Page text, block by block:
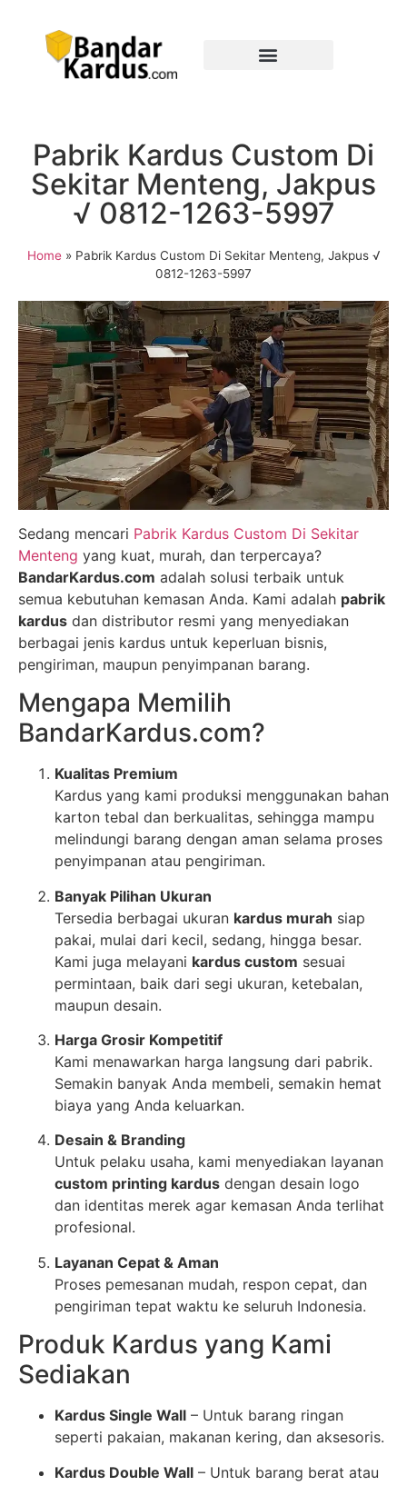
Pabrik Kardus Custom Di
Sekitar Menteng, Jakpus
√ 0812-1263-5997
Home» Pabrik Kardus Custom Di Sekitar Menteng, Jakpus √
0812-1263-5997
Sedang mencari Pabrik Kardus Custom Di Sekitar
Menteng yang kuat, murah, dan terpercaya?
BandarKardus.com adalah solusi terbaik untuk
semua kebutuhan kemasan Anda. Kami adalah pabrik
kardus dan distributor resmi yang menyediakan
berbagai jenis kardus untuk keperluan bisnis,
pengiriman, maupun penyimpanan barang.
Mengapa Memilih
BandarKardus.com?
Kualitas Premium
Kardus yang kami produksi menggunakan bahan
karton tebal dan berkualitas, sehingga mampu
melindungi barang dengan aman selama proses
penyimpanan atau pengiriman.
Banyak Pilihan Ukuran
Tersedia berbagai ukuran kardus murah siap
pakai, mulai dari kecil, sedang, hingga besar.
Kami juga melayani kardus custom sesuai
permintaan, baik dari segi ukuran, ketebalan,
maupun desain.
Harga Grosir Kompetitif
Kami menawarkan harga langsung dari pabrik.
Semakin banyak Anda membeli, semakin hemat
biaya yang Anda keluarkan.
Desain & Branding
Untuk pelaku usaha, kami menyediakan layanan
custom printing kardus dengan desain logo
dan identitas merek agar kemasan Anda terlihat
profesional.
Layanan Cepat & Aman
Proses pemesanan mudah, respon cepat, dan
pengiriman tepat waktu ke seluruh Indonesia.
Produk Kardus yang Kami
Sediakan
Kardus Single Wall – Untuk barang ringan
seperti pakaian, makanan kering, dan aksesoris.
Kardus Double Wall – Untuk barang berat atau